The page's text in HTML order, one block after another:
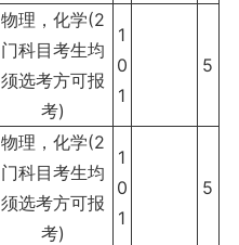
物理，化学(2
门科目考生均
须选考方可报
考)
1
0
1
5
物理，化学(2
门科目考生均
须选考方可报
考)
1
0
1
5